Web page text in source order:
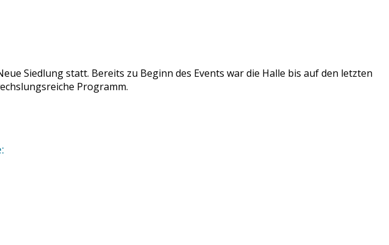
Siedlung statt. Bereits zu Beginn des Events war die Halle bis auf den letzten
Programm.